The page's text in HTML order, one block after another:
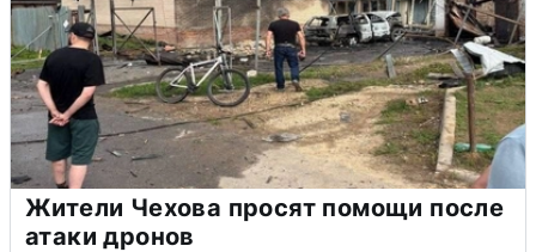
Жители Чехова просят помощи после
атаки дронов